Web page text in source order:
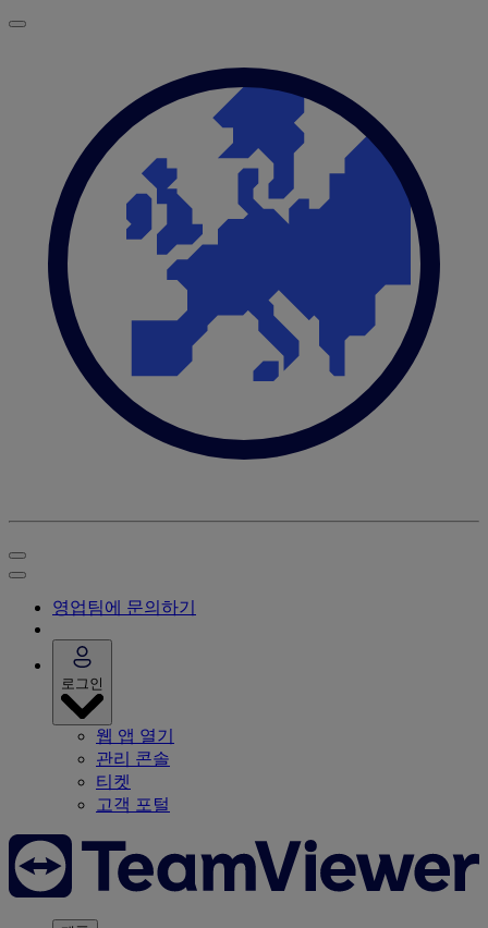
영업팀에 문의하기
로그인
웹 앱 열기
관리 콘솔
티켓
고객 포털